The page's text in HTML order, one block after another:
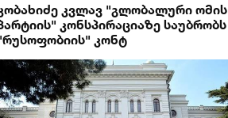
კვლავ "გლობალური ომის
კონსპირაციაზე საუბრობს
კონტ